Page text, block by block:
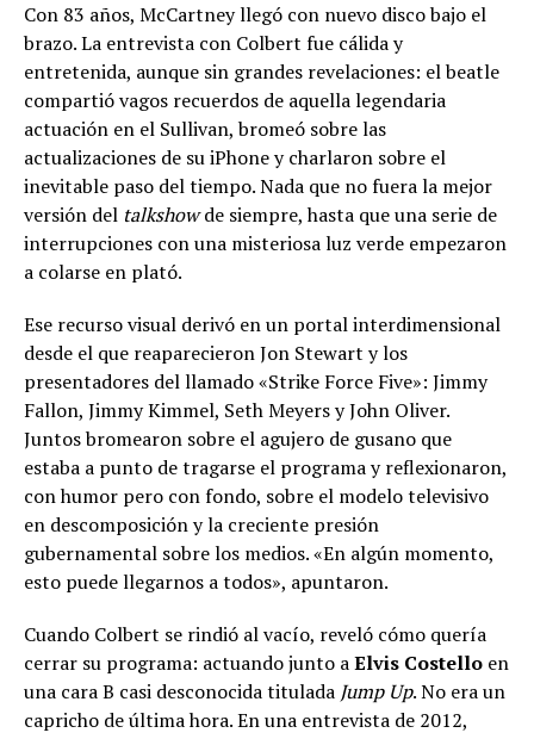
Con 83 años, McCartney llegó con nuevo disco bajo el
brazo. La entrevista con Colbert fue cálida y
entretenida, aunque sin grandes revelaciones: el beatle
compartió vagos recuerdos de aquella legendaria
actuación en el Sullivan, bromeó sobre las
actualizaciones de su iPhone y charlaron sobre el
inevitable paso del tiempo. Nada que no fuera la mejor
versión del talkshowde siempre, hasta que una serie de
interrupciones con una misteriosa luz verde empezaron
a colarse en plató.
Ese recurso visual derivó en un portal interdimensional
desde el que reaparecieron Jon Stewart y los
presentadores del llamado «Strike Force Five»: Jimmy
Fallon, Jimmy Kimmel, Seth Meyers y John Oliver.
Juntos bromearon sobre el agujero de gusano que
estaba a punto de tragarse el programa y reflexionaron,
con humor pero con fondo, sobre el modelo televisivo
en descomposición y la creciente presión
gubernamental sobre los medios. «En algún momento,
esto puede llegarnos a todos», apuntaron.
Cuando Colbert se rindió al vacío, reveló cómo quería
cerrar su programa: actuando junto aElvis Costello en
una cara B casi desconocida titulada Jump Up. No era un
capricho de última hora. En una entrevista de 2012,